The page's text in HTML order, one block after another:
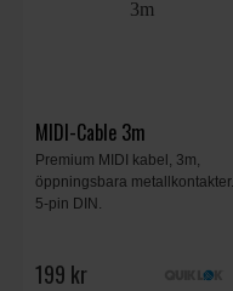
MIDI-Cable 3m
Premium MIDI kabel, 3m,
öppningsbara metallkontakter.
5-pin DIN.
199 kr